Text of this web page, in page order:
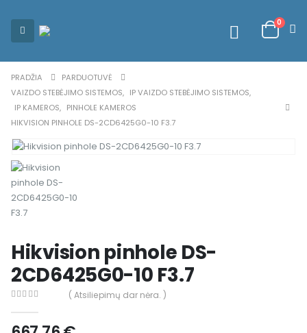
0
PRADŽIA
PARDUOTUVĖ
VAIZDO STEBĖJIMO SISTEMOS, IP VAIZDO STEBĖJIMO SISTEMOS,
IP KAMEROS, PINHOLE KAMEROS
HIKVISION PINHOLE DS-2CD6425G0-10 F3.7
Hikvision pinhole DS-
2CD6425G0-10 F3.7
( Atsiliepimų dar nėra. )